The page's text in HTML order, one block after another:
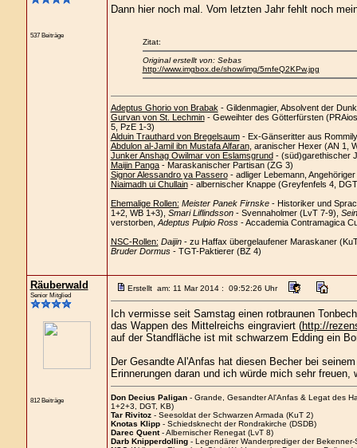
537 Beiträge
Dann hier noch mal. Vom letzten Jahr fehlt noch
Zitat:
Original erstellt von: Sebas
http://www.imgbox.de/show/img/5rnfeQ2KPw.jpg
Adeptus Ghorio von Brabak - Gildenmagier, Absolvent der
Gurvan von St. Lechmin- Geweihter des Götterfürsten
5, PzE 1-3)
Alduin Trauthard von Bregelsaum- Ex-Gänseritter aus
Abdulon al-Jamil ibn Mustafa Alfaran, aranischer Hexer (AN 1,
Junker Anshag Owilmar von Eslamsgrund- (süd)garethischer
Maijin Panga- Maraskanischer Partisan (ZG 3)
Signor Alessandro ya Passero- adliger Lebemann,
Niaimadh ui Chullain- albernischer Knappe (Greyfenfels 4,
Ehemalige Rollen: Meister Panek Firnske- Historiker und
1+2, WB 1+3), Smari Liflindsson- Svennaholmer (LvT 7-9),
verstorben, Adeptus Pulpio Ross- Accademia Contramagica
NSC-Rollen: Daijin- zu Haffax übergelaufener Maraskaner
Bruder Dormus- TGT-Paktierer (BZ 4)
Räuberwald
Senior Mitglied
812 Beiträge
Erstellt am: 11 Mar 2014 : 09:52:26 Uhr
Ich vermisse seit Samstag einen rotbraunen
das Wappen des Mittelreichs eingraviert (http://
auf der Standfläche ist mit schwarzem Edding ein
Der Gesandte Al'Anfas hat diesen Becher bei
Erinnerungen daran und ich würde mich sehr freuen,
Don Decius Paligan- Grande, Gesandter Al'Anfas & Legat des
1+2+3, DGT, KB)
Tar Rivitoz- Seesoldat der Schwarzen Armada (KuT 2)
Knotas Klipp- Schiedsknecht der Rondrakirche (DSDB)
Darec Quent- Albernischer Renegat (LvT 8)
Darb Knipperdolling- Legendärer Wanderprediger der Bekenner-